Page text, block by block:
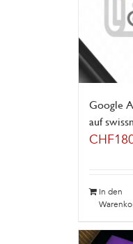
Google
auf
CHF
In den